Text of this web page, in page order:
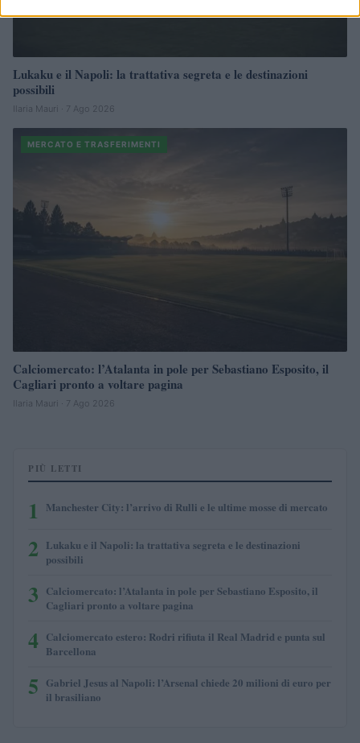
Lukaku e il Napoli: la trattativa segreta e le destinazioni
possibili
Ilaria Mauri · 7 Ago 2026
MERCATO E TRASFERIMENTI
Calciomercato: l’Atalanta in pole per Sebastiano Esposito, il
Cagliari pronto a voltare pagina
Ilaria Mauri · 7 Ago 2026
PIÙ LETTI
1 Manchester City: l’arrivo di Rulli e le ultime mosse di mercato
2 Lukaku e il Napoli: la trattativa segreta e le destinazioni
possibili
3 Calciomercato: l’Atalanta in pole per Sebastiano Esposito, il
Cagliari pronto a voltare pagina
4 Calciomercato estero: Rodri rifiuta il Real Madrid e punta sul
Barcellona
5 Gabriel Jesus al Napoli: l’Arsenal chiede 20 milioni di euro per
il brasiliano